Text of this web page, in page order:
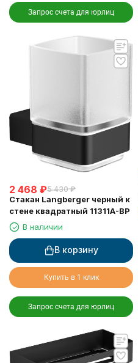
Запрос счета для юрлиц
2 468 ₽5 430 ₽
Стакан Langberger черный к
стене квадратный 11311A-BP
В наличии
В корзину
Купить в 1 клик
Запрос счета для юрлиц